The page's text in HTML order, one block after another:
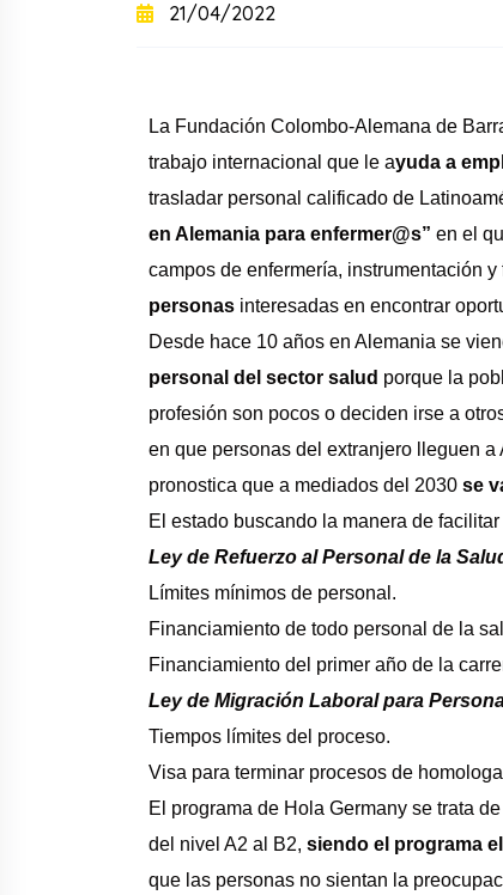
21/04/2022
La Fundación Colombo-Alemana de
trabajo internacional que le ayuda a
trasladar personal calificado de
en Alemania para enfermer@s” en el
campos de enfermería, instrumentación
personas interesadas en encontrar
Desde hace 10 años en Alemania se
personal del sector salud porque la
profesión son pocos o deciden irse a
en que personas del extranjero lleguen
pronostica que a mediados del 2030 se
El estado buscando la manera de
Ley de Refuerzo al Personal de la
Límites mínimos de personal.
Financiamiento de todo personal de la
Financiamiento del primer año de la
Ley de Migración Laboral para
Tiempos límites del proceso.
Visa para terminar procesos de
El programa de Hola Germany se trata
del nivel A2 al B2, siendo el programa
que las personas no sientan la